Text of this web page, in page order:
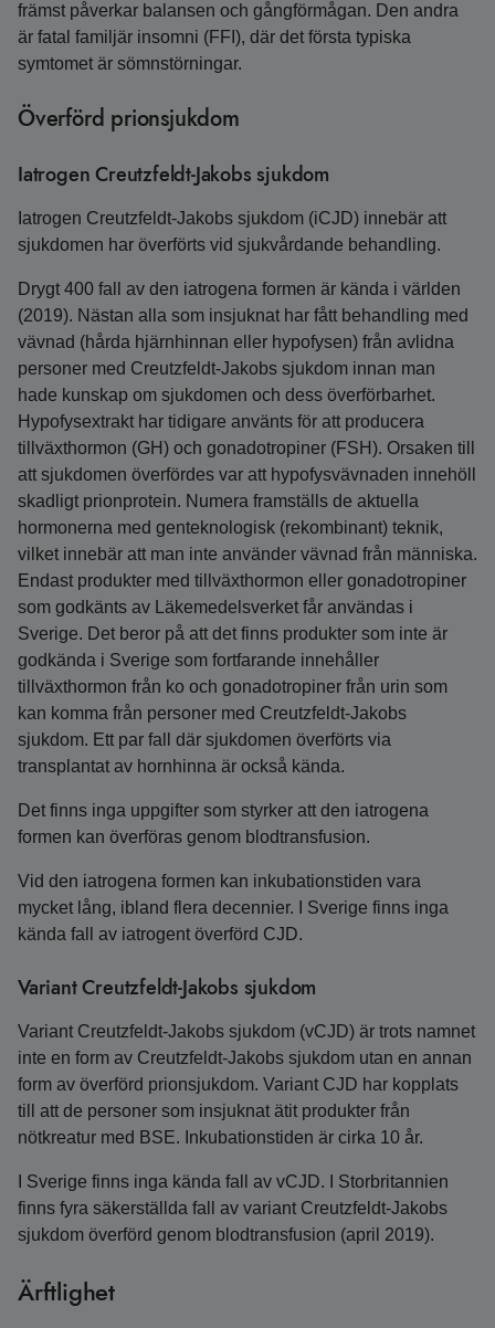
främst påverkar balansen och gångförmågan. Den andra
är fatal familjär insomni (FFI), där det första typiska
symtomet är sömnstörningar.
Överförd prionsjukdom
Iatrogen Creutzfeldt-Jakobs sjukdom
Iatrogen Creutzfeldt-Jakobs sjukdom (iCJD) innebär att
sjukdomen har överförts vid sjukvårdande behandling.
Drygt 400 fall av den iatrogena formen är kända i världen
(2019). Nästan alla som insjuknat har fått behandling med
vävnad (hårda hjärnhinnan eller hypofysen) från avlidna
personer med Creutzfeldt-Jakobs sjukdom innan man
hade kunskap om sjukdomen och dess överförbarhet.
Hypofysextrakt har tidigare använts för att producera
tillväxthormon (GH) och gonadotropiner (FSH). Orsaken till
att sjukdomen överfördes var att hypofysvävnaden innehöll
skadligt prionprotein. Numera framställs de aktuella
hormonerna med genteknologisk (rekombinant) teknik,
vilket innebär att man inte använder vävnad från människa.
Endast produkter med tillväxthormon eller gonadotropiner
som godkänts av Läkemedelsverket får användas i
Sverige. Det beror på att det finns produkter som inte är
godkända i Sverige som fortfarande innehåller
tillväxthormon från ko och gonadotropiner från urin som
kan komma från personer med Creutzfeldt-Jakobs
sjukdom. Ett par fall där sjukdomen överförts via
transplantat av hornhinna är också kända.
Det finns inga uppgifter som styrker att den iatrogena
formen kan överföras genom blodtransfusion.
Vid den iatrogena formen kan inkubationstiden vara
mycket lång, ibland flera decennier. I Sverige finns inga
kända fall av iatrogent överförd CJD.
Variant Creutzfeldt-Jakobs sjukdom
Variant Creutzfeldt-Jakobs sjukdom (vCJD) är trots namnet
inte en form av Creutzfeldt-Jakobs sjukdom utan en annan
form av överförd prionsjukdom. Variant CJD har kopplats
till att de personer som insjuknat ätit produkter från
nötkreatur med BSE. Inkubationstiden är cirka 10 år.
I Sverige finns inga kända fall av vCJD. I Storbritannien
finns fyra säkerställda fall av variant Creutzfeldt-Jakobs
sjukdom överförd genom blodtransfusion (april 2019).
Ärftlighet